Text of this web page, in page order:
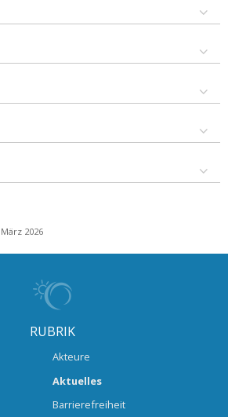
2026
RUBRIK
Akteure
Aktuelles
Barrierefreiheit